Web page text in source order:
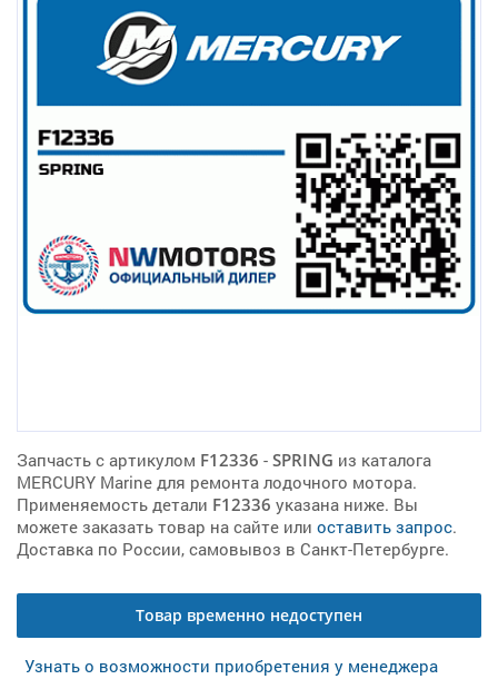
Запчасть с артикулом F12336 - SPRING из каталога
MERCURY Marine для ремонта лодочного мотора.
Применяемость детали F12336 указана ниже. Вы
можете заказать товар на сайте или оставить запрос.
Доставка по России, самовывоз в Санкт-Петербурге.
Товар временно недоступен
Узнать о возможности приобретения у менеджера